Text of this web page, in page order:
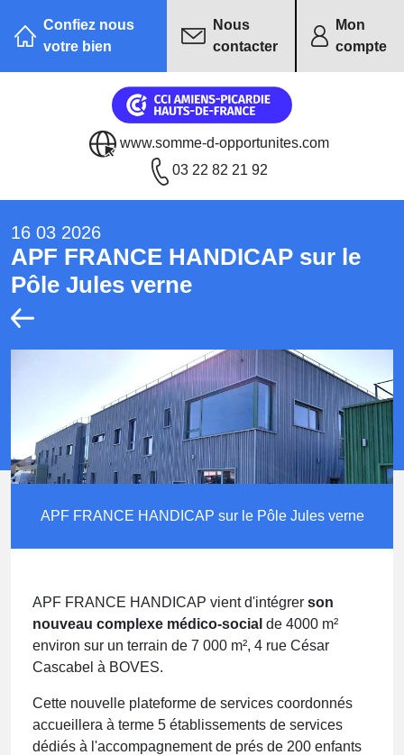
Confiez nous
votre bien
Nous
contacter
Mon
compte
www.somme-d-opportunites.com
03 22 82 21 92
16 03 2026
APF FRANCE HANDICAP sur le
Pôle Jules verne
APF FRANCE HANDICAP sur le Pôle Jules verne
APF FRANCE HANDICAP vient d'intégrer son
nouveau complexe médico-social de 4000 m²
environ sur un terrain de 7 000 m², 4 rue César
Cascabel à BOVES.
Cette nouvelle plateforme de services coordonnés
accueillera à terme 5 établissements de services
dédiés à l'accompagnement de prés de 200 enfants